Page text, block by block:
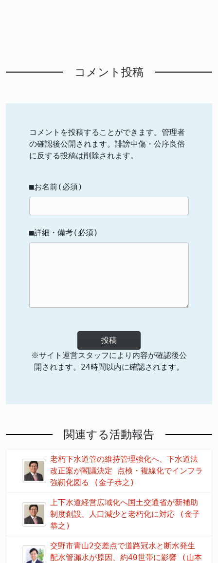
コメント投稿
コメントを投稿することができます。管理者
の確認後公開されます。誹謗中傷・公序良俗
に反する投稿は削除されます。
■お名前(必須)
■詳細・備考(必須)
投稿
※サイト運営スタッフにより内容が確認後公
開されます。24時間以内に確認されます。
関連する活動報告
老朽下水道管の維持管理強化へ、下水道法
改正案が閣議決定 点検・複線化でインフラ
強靭化図る (金子恭之)
上下水道経営広域化へ国土交通省が新補助
制度創設、人口減少と老朽化に対応 (金子
恭之)
交野市青山2交差点で道路冠水と断水発生
配水管漏水が原因、約40世帯に影響 (山本